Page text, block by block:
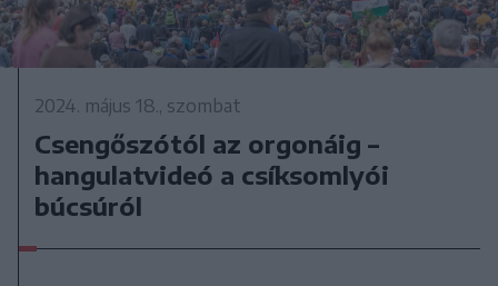
2024. május 18., szombat
Csengőszótól az orgonáig –
hangulatvideó a csíksomlyói
búcsúról